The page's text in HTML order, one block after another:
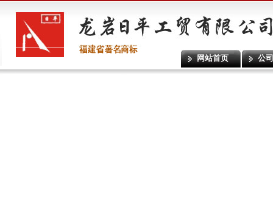
网站首页 公